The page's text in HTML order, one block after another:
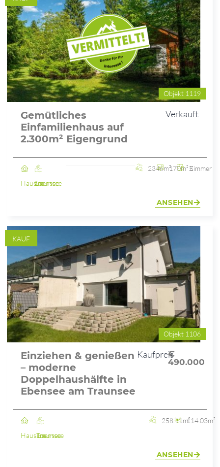
Objekt 1119
Gemütliches
Einfamilienhaus auf
2.300m² Eigengrund
Verkauft
HausEbensee am Traunsee
2346m²170m²5 Zimmer
ANSEHEN
KAUF
Objekt 1106
Einziehen & genießen
– moderne
Doppelhaushälfte in
Ebensee am Traunsee
Kaufpreis
€
490.000
HausEbensee am Traunsee
258.11m²114.03m²
ANSEHEN